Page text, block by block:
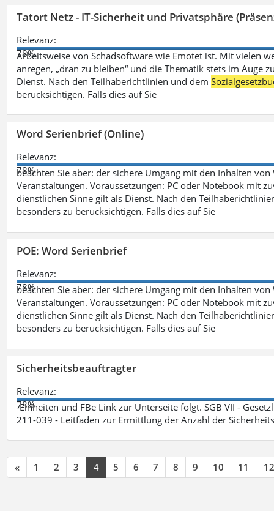
Tatort Netz - IT-Sicherheit und Privatsphäre
Relevanz:
78%
Arbeitsweise von Schadsoftware wie Emotet ist. Mit vielen
anregen, „dran zu bleiben“ und die Thematik stets im
Dienst. Nach den Teilhaberichtlinien und dem
berücksichtigen. Falls dies auf Sie
Word Serienbrief (Online)
Relevanz:
78%
beachten Sie aber: der sichere Umgang mit den Inhalten
Veranstaltungen. Voraussetzungen: PC oder Notebook mit
dienstlichen Sinne gilt als Dienst. Nach den
besonders zu berücksichtigen. Falls dies auf Sie
POE: Word Serienbrief
Relevanz:
78%
beachten Sie aber: der sichere Umgang mit den Inhalten
Veranstaltungen. Voraussetzungen: PC oder Notebook mit
dienstlichen Sinne gilt als Dienst. Nach den
besonders zu berücksichtigen. Falls dies auf Sie
Sicherheitsbeauftragter
Relevanz:
78%
-Einheiten und FBe Link zur Unterseite folgt. SGB VII -
211-039 - Leitfaden zur Ermittlung der Anzahl der
« 1 2 3 4 5 6 7 8 9 10 11 12